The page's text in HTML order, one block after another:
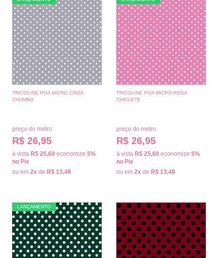
TRICOLINE POA MICRO CINZA
CHUMBO
preço do metro:
R$ 26,95
à vista R$ 25,60 economize 5%
no Pix
ou em 2x de R$ 13,48
TRICOLINE POA MICRO ROSA
CHICLETE
preço do metro:
R$ 26,95
à vista R$ 25,60 economize 5%
no Pix
ou em 2x de R$ 13,48
LANÇAMENTO